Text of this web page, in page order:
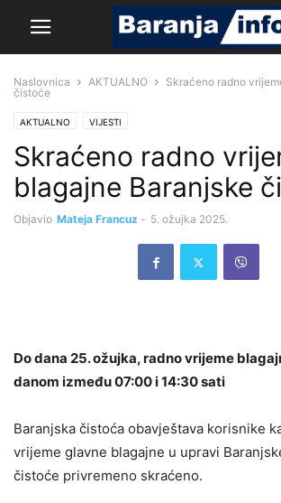
Naslovnica AKTUALNO
Skraćeno radno
čistoće
AKTUALNO VIJESTI
Skraćeno radno
blagajne Baranjske
Objavio Mateja Francuz - 5. ožujka 2025.
Do dana 25. ožujka, radno vrijeme
danom između 07:00 i 14:30 sati
Baranjska čistoća obavještava korisnike
vrijeme glavne blagajne u upravi
čistoće privremeno skraćeno.